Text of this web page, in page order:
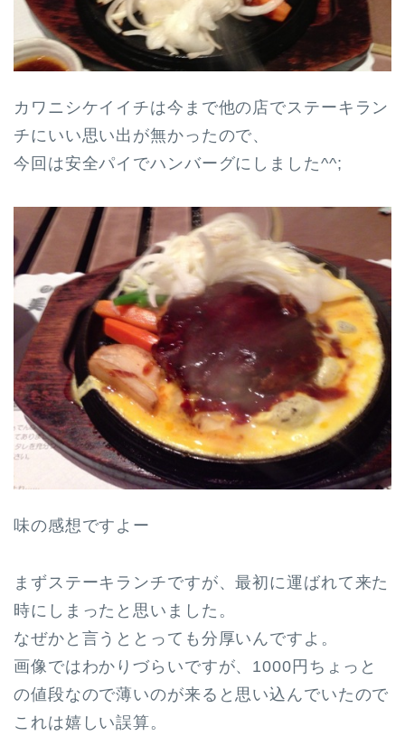
カワニシケイイチは今まで他の店でステーキラン
チにいい思い出が無かったので、
今回は安全パイでハンバーグにしました^^;
味の感想ですよー
まずステーキランチですが、最初に運ばれて来た
時にしまったと思いました。
なぜかと言うととっても分厚いんですよ。
画像ではわかりづらいですが、1000円ちょっと
の値段なので薄いのが来ると思い込んでいたので
これは嬉しい誤算。